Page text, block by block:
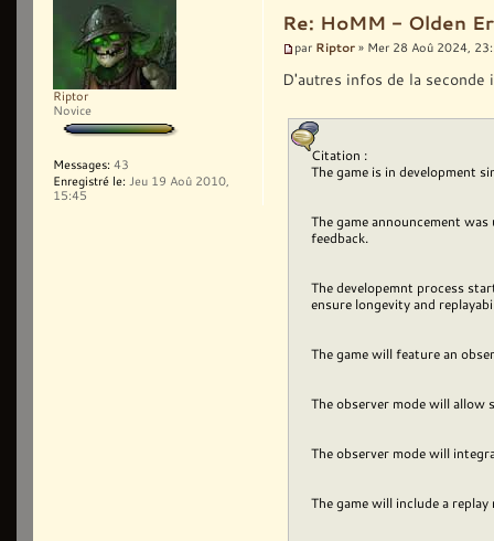
Re: HoMM - Olden
par Riptor » Mer 28 Aoû 2024,
D'autres infos de la seconde
Citation :
The game is in development
The game announcement
feedback.
The developemnt process
ensure longevity and
The game will feature an
The observer mode will
The observer mode will
The game will include a
Riptor
Novice
Messages: 43
Enregistré le: Jeu 19 Aoû 2010,
15:45